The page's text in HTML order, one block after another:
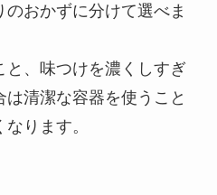
おかずに分けて選べま
と、味つけを濃くしすぎ
清潔な容器を使うこと
ります。